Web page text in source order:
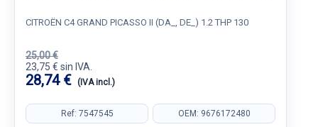
CITROËN C4 GRAND PICASSO II (DA_, DE_) 1.2 THP 130
25,00 €
23,75 € sin IVA.
28,74 € (IVA incl.)
Ref: 7547545 OEM: 9676172480